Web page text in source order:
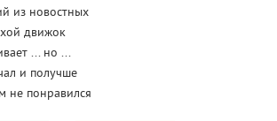
из новостных
движок
... но ...
и получше
не понравился